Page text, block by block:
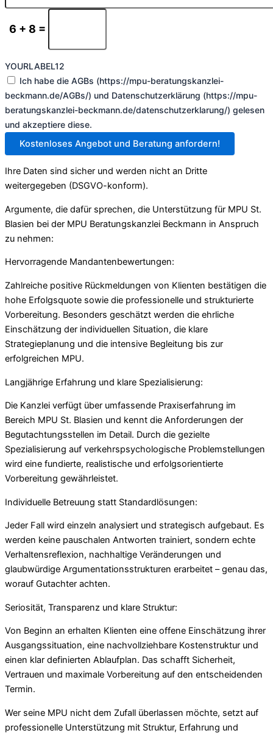
6 + 8 =
YOURLABEL12
Ich habe die AGBs (https://mpu-beratungskanzlei-
beckmann.de/AGBs/) und Datenschutzerklärung (https://mpu-
beratungskanzlei-beckmann.de/datenschutzerklarung/) gelesen
und akzeptiere diese.
Kostenloses Angebot und Beratung anfordern!
Ihre Daten sind sicher und werden nicht an Dritte
weitergegeben (DSGVO-konform).
Argumente, die dafür sprechen, die Unterstützung für MPU St.
Blasien bei der MPU Beratungskanzlei Beckmann in Anspruch
zu nehmen:
Hervorragende Mandantenbewertungen:
Zahlreiche positive Rückmeldungen von Klienten bestätigen die
hohe Erfolgsquote sowie die professionelle und strukturierte
Vorbereitung. Besonders geschätzt werden die ehrliche
Einschätzung der individuellen Situation, die klare
Strategieplanung und die intensive Begleitung bis zur
erfolgreichen MPU.
Langjährige Erfahrung und klare Spezialisierung:
Die Kanzlei verfügt über umfassende Praxiserfahrung im
Bereich MPU St. Blasien und kennt die Anforderungen der
Begutachtungsstellen im Detail. Durch die gezielte
Spezialisierung auf verkehrspsychologische Problemstellungen
wird eine fundierte, realistische und erfolgsorientierte
Vorbereitung gewährleistet.
Individuelle Betreuung statt Standardlösungen:
Jeder Fall wird einzeln analysiert und strategisch aufgebaut. Es
werden keine pauschalen Antworten trainiert, sondern echte
Verhaltensreflexion, nachhaltige Veränderungen und
glaubwürdige Argumentationsstrukturen erarbeitet – genau das,
worauf Gutachter achten.
Seriosität, Transparenz und klare Struktur:
Von Beginn an erhalten Klienten eine offene Einschätzung ihrer
Ausgangssituation, eine nachvollziehbare Kostenstruktur und
einen klar definierten Ablaufplan. Das schafft Sicherheit,
Vertrauen und maximale Vorbereitung auf den entscheidenden
Termin.
Wer seine MPU nicht dem Zufall überlassen möchte, setzt auf
professionelle Unterstützung mit Struktur, Erfahrung und